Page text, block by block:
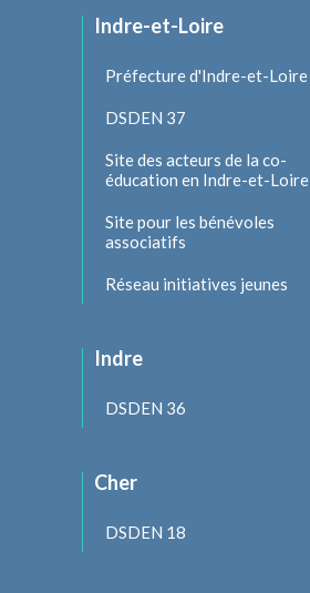
Indre-et-Loire
Préfecture d'Indre-et-Loire
DSDEN 37
Site des acteurs de la co-
éducation en Indre-et-Loire
Site pour les bénévoles
associatifs
Réseau initiatives jeunes
Indre
DSDEN 36
Cher
DSDEN 18